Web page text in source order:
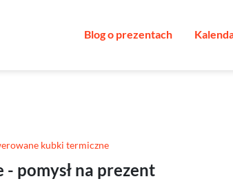
Blog o prezentach
kubki termiczne
pomysł na prezent